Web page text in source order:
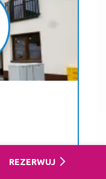
REZERWUJ arrow_forward_ios